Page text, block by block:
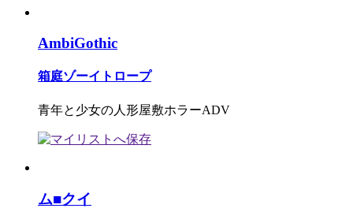
AmbiGothic
箱庭ゾーイトロープ
青年と少女の人形屋敷ホラーADV
ム■クイ